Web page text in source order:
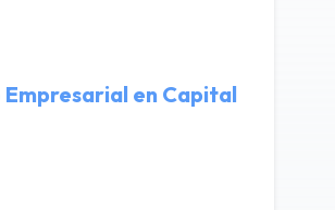
en Capital